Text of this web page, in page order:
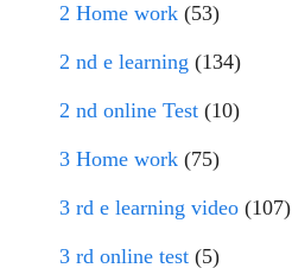
2 Home work (53)
2 nd e learning (134)
2 nd online Test (10)
3 Home work (75)
3 rd e learning video (107)
3 rd online test (5)